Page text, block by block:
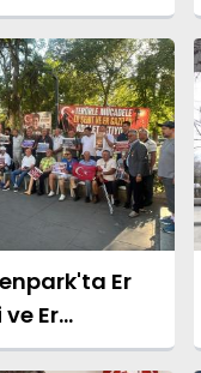
Er
Er
Arayışı